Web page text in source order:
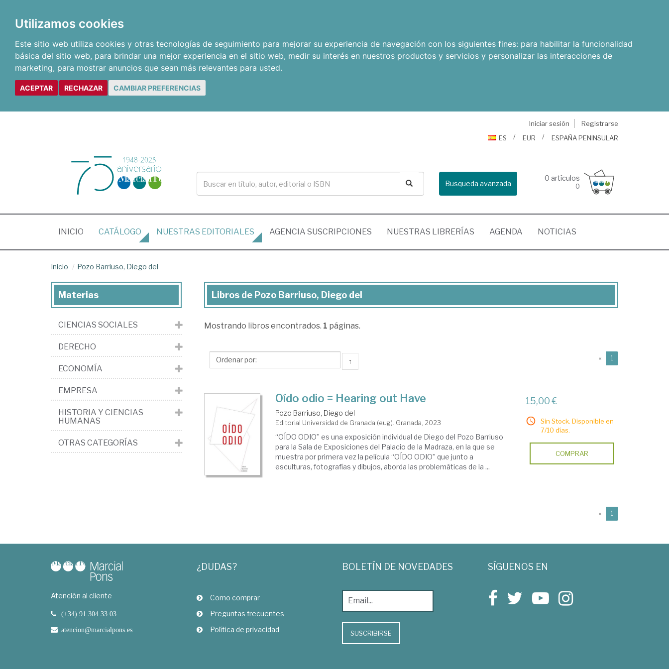
Utilizamos cookies
Este sitio web utiliza cookies y otras tecnologías de seguimiento para mejorar su experiencia de navegación con los siguientes fines: para habilitar la funcionalidad
básica del sitio web, para brindar una mejor experiencia en el sitio web, medir su interés en nuestros productos y servicios y personalizar las interacciones de
marketing, para mostrar anuncios que sean más relevantes para usted.
ACEPTAR RECHAZAR CAMBIAR PREFERENCIAS
Iniciar sesión
Registrarse
ES
EUR ESPAÑA PENINSULAR
Busqueda avanzada
0 artículos
0
INICIO (CURRENT)
CATÁLOGO NUESTRAS EDITORIALES AGENCIA SUSCRIPCIONES NUESTRAS LIBRERÍAS AGENDA NOTICIAS
Inicio Pozo Barriuso, Diego del
Libros
Pozo
Diego
Libros de Pozo Barriuso, Diego del
Mostrando libros encontrados. 1 páginas.
↑ « 1
Oído odio = Hearing out Have
Pozo Barriuso, Diego del
Editorial Universidad de Granada (eug). Granada, 2023
“OÍDO ODIO” es una exposición individual de Diego del Pozo Barriuso
para la Sala de Exposiciones del Palacio de la Madraza, en la que se
muestra por primera vez la película “OÍDO ODIO” que junto a
esculturas, fotografías y dibujos, aborda las problemáticas de la ...
15,00 €
Sin Stock. Disponible en
7/10 días.
COMPRAR
« 1
Materias
CIENCIAS SOCIALES
DERECHO
ECONOMÍA
EMPRESA
HISTORIA Y CIENCIAS
HUMANAS
OTRAS CATEGORÍAS
Atención al cliente
(+34) 91 304 33 03
atencion@marcialpons.es
¿DUDAS?
Como comprar
Preguntas frecuentes
Política de privacidad
BOLETÍN DE NOVEDADES
SUSCRIBIRSE
SÍGUENOS EN